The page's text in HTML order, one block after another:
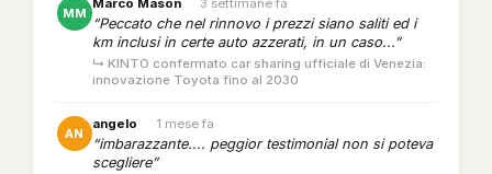
MM
Marco Mason · 3 settimane fa
“Peccato che nel rinnovo i prezzi siano saliti ed i
km inclusi in certe auto azzerati, in un caso...”
↳ KINTO confermato car sharing ufficiale di Venezia:
innovazione Toyota fino al 2030
AN
angelo · 1 mese fa
“imbarazzante.... peggior testimonial non si poteva
scegliere”